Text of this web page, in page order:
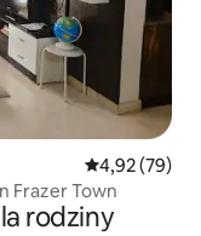
Średnia
4,92 (79)
Frazer Town
rodziny